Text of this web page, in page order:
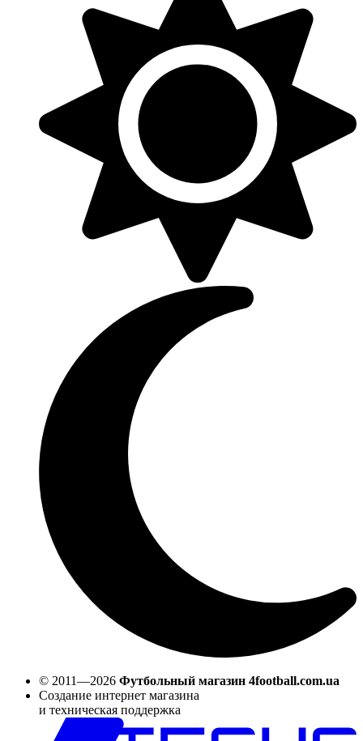
© 2011—2026 Футбольный магазин 4football.com.ua
Создание интернет магазина
и техническая поддержка